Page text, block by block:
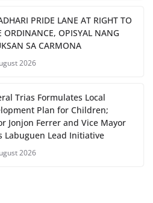
PRIDE LANE AT RIGHT TO
ORDINANCE, OPISYAL NANG
SA CARMONA
2026
Trias Formulates Local
Plan for Children;
Jonjon Ferrer and Vice Mayor
Labuguen Lead Initiative
2026